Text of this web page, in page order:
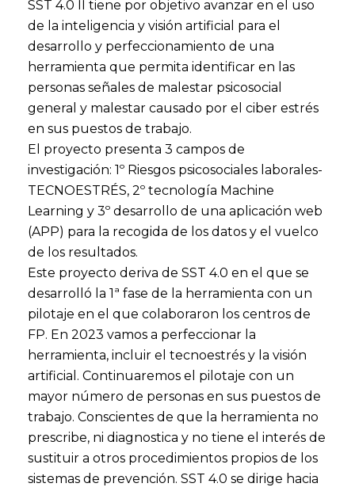
SST 4.0 II tiene por objetivo avanzar en el uso
de la inteligencia y visión artificial para el
desarrollo y perfeccionamiento de una
herramienta que permita identificar en las
personas señales de malestar psicosocial
general y malestar causado por el ciber estrés
en sus puestos de trabajo.
El proyecto presenta 3 campos de
investigación: 1º Riesgos psicosociales laborales-
TECNOESTRÉS, 2º tecnología Machine
Learning y 3º desarrollo de una aplicación web
(APP) para la recogida de los datos y el vuelco
de los resultados.
Este proyecto deriva de SST 4.0 en el que se
desarrolló la 1ª fase de la herramienta con un
pilotaje en el que colaboraron los centros de
FP. En 2023 vamos a perfeccionar la
herramienta, incluir el tecnoestrés y la visión
artificial. Continuaremos el pilotaje con un
mayor número de personas en sus puestos de
trabajo. Conscientes de que la herramienta no
prescribe, ni diagnostica y no tiene el interés de
sustituir a otros procedimientos propios de los
sistemas de prevención. SST 4.0 se dirige hacia